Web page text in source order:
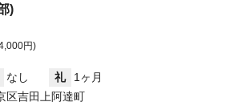
)
円)
なし 礼
1ヶ月
区吉田上阿達町